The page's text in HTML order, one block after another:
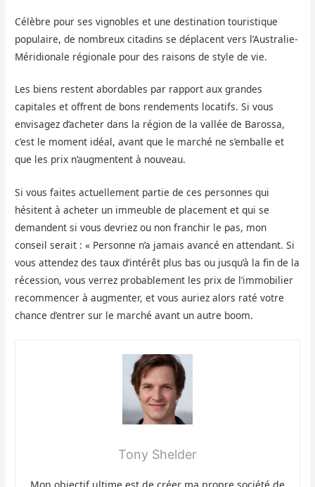
Célèbre pour ses vignobles et une destination touristique
populaire, de nombreux citadins se déplacent vers l’Australie-
Méridionale régionale pour des raisons de style de vie.
Les biens restent abordables par rapport aux grandes
capitales et offrent de bons rendements locatifs. Si vous
envisagez d’acheter dans la région de la vallée de Barossa,
c’est le moment idéal, avant que le marché ne s’emballe et
que les prix n’augmentent à nouveau.
Si vous faites actuellement partie de ces personnes qui
hésitent à acheter un immeuble de placement et qui se
demandent si vous devriez ou non franchir le pas, mon
conseil serait : « Personne n’a jamais avancé en attendant. Si
vous attendez des taux d’intérêt plus bas ou jusqu’à la fin de la
récession, vous verrez probablement les prix de l’immobilier
recommencer à augmenter, et vous auriez alors raté votre
chance d’entrer sur le marché avant un autre boom.
Tony Shelder